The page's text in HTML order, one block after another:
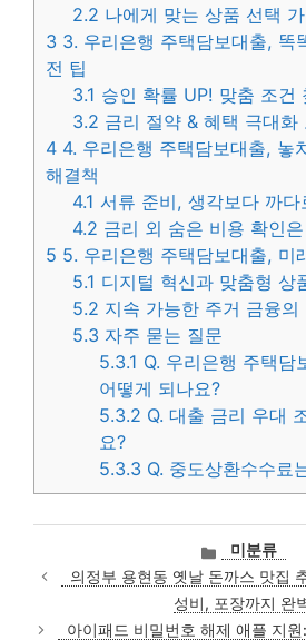
2.2 나에게 맞는 상품 선택
3 3. 우리은행 주택담보대출, 똑
전 팁
3.1 승인 확률 UP! 맞춤 조건
3.2 금리 절약 & 혜택 극대화
4 4. 우리은행 주택담보대출, 놓
해결책
4.1 서류 준비, 생각보다 까다
4.2 금리 외 숨은 비용 확인
5 5. 우리은행 주택담보대출, 미
5.1 디지털 혁신과 맞춤형 상
5.2 지속 가능한 주거 금융의
5.3 자주 묻는 질문
5.3.1 Q. 우리은행 주택담
어떻게 되나요?
5.3.2 Q. 대출 금리 우대
요?
5.3.3 Q. 중도상환수수료
카
테
고
리
미분류
의정부 용현동 옛날 돈까스 맛집
성비, 포장까지 완
아이패드 비밀번호 해제 애플 지